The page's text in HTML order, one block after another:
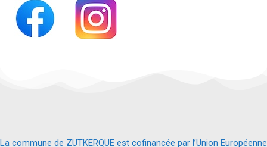
La commune de ZUTKERQUE est cofinancée par l’Union Européenne